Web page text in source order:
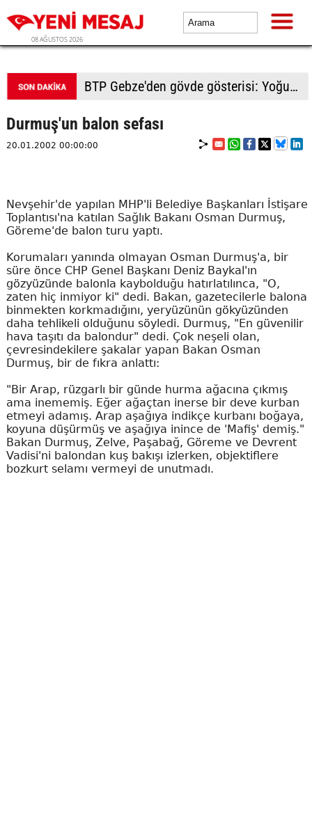
08 AĞUSTOS 2026
BTP Gebze'den gövde gösterisi: Yoğun katılımla yeni üyeler rozetlerini taktı
Durmuş'un balon sefası
20.01.2002 00:00:00
Nevşehir'de yapılan MHP'li Belediye Başkanları İstişare
Toplantısı'na katılan Sağlık Bakanı Osman Durmuş,
Göreme'de balon turu yaptı.
Korumaları yanında olmayan Osman Durmuş'a, bir
süre önce CHP Genel Başkanı Deniz Baykal'ın
gözyüzünde balonla kaybolduğu hatırlatılınca, "O,
zaten hiç inmiyor ki" dedi. Bakan, gazetecilerle balona
binmekten korkmadığını, yeryüzünün gökyüzünden
daha tehlikeli olduğunu söyledi. Durmuş, "En güvenilir
hava taşıtı da balondur" dedi. Çok neşeli olan,
çevresindekilere şakalar yapan Bakan Osman
Durmuş, bir de fıkra anlattı:
"Bir Arap, rüzgarlı bir günde hurma ağacına çıkmış
ama inememiş. Eğer ağaçtan inerse bir deve kurban
etmeyi adamış. Arap aşağıya indikçe kurbanı boğaya,
koyuna düşürmüş ve aşağıya inince de 'Mafiş' demiş."
Bakan Durmuş, Zelve, Paşabağ, Göreme ve Devrent
Vadisi'ni balondan kuş bakışı izlerken, objektiflere
bozkurt selamı vermeyi de unutmadı.